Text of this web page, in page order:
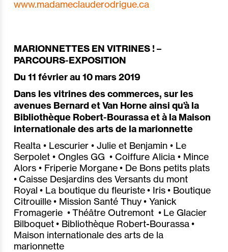
www.madameclauderodrigue.ca
MARIONNETTES EN VITRINES ! –
PARCOURS-EXPOSITION
Du 11 février au 10 mars 2019
Dans les vitrines des commerces, sur les
avenues Bernard et Van Horne ainsi qu’à la
Bibliothèque Robert-Bourassa et à la Maison
internationale des arts de la marionnette
Realta • Lescurier • Julie et Benjamin • Le
Serpolet • Ongles GG • Coiffure Alicia • Mince
Alors • Friperie Morgane • De Bons petits plats
• Caisse Desjardins des Versants du mont
Royal • La boutique du fleuriste • Iris • Boutique
Citrouille • Mission Santé Thuy • Yanick
Fromagerie • Théâtre Outremont • Le Glacier
Bilboquet • Bibliothèque Robert-Bourassa •
Maison internationale des arts de la
marionnette